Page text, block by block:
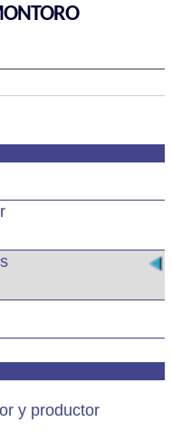
y productor